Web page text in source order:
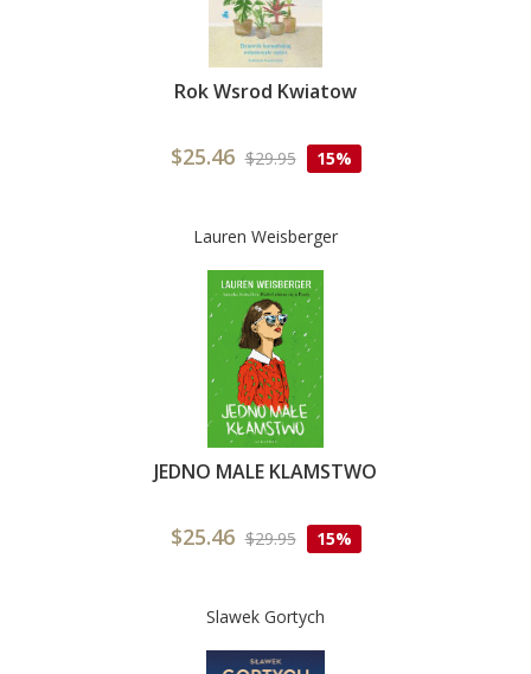
Rok Wsrod Kwiatow
$25.46 $29.95 15%
Lauren Weisberger
JEDNO MALE KLAMSTWO
$25.46 $29.95 15%
Slawek Gortych